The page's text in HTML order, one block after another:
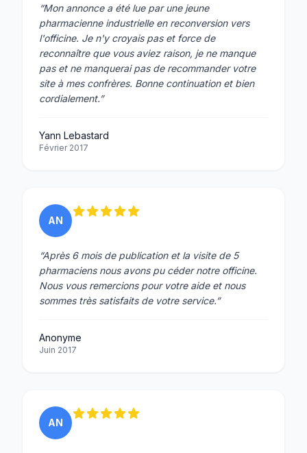
“Mon annonce a été lue par une jeune
pharmacienne industrielle en reconversion vers
l'officine. Je n'y croyais pas et force de
reconnaître que vous aviez raison, je ne manque
pas et ne manquerai pas de recommander votre
site à mes confrères. Bonne continuation et bien
cordialement.”
Yann Lebastard
Février 2017
AN
“Après 6 mois de publication et la visite de 5
pharmaciens nous avons pu céder notre officine.
Nous vous remercions pour votre aide et nous
sommes très satisfaits de votre service.”
Anonyme
Juin 2017
AN